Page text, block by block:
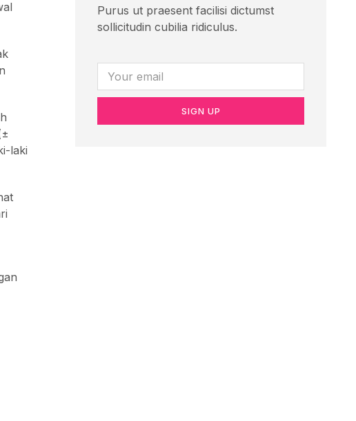
laki
Purus ut praesent facilisi dictumst
sollicitudin cubilia ridiculus.
SIGN UP